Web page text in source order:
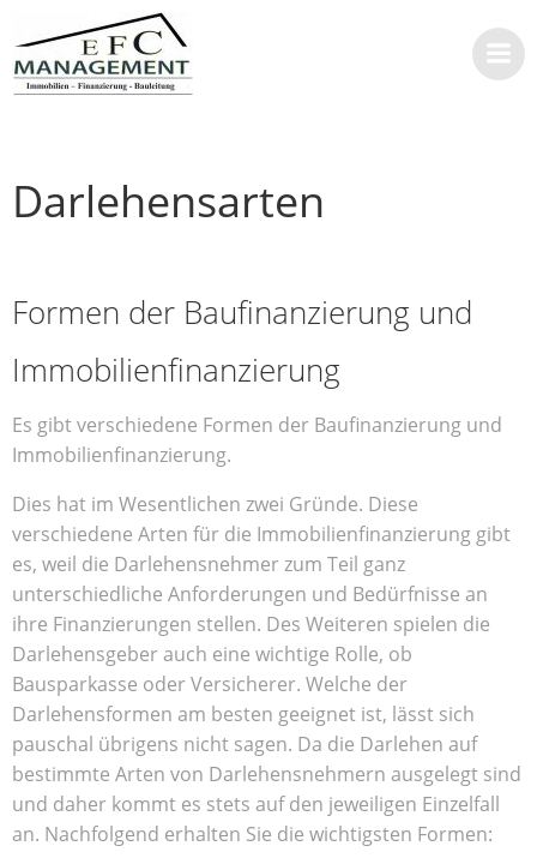
Darlehensarten
Formen der Baufinanzierung und
Immobilienfinanzierung
Es gibt verschiedene Formen der Baufinanzierung und
Immobilienfinanzierung.
Dies hat im Wesentlichen zwei Gründe. Diese
verschiedene Arten für die Immobilienfinanzierung gibt
es, weil die Darlehensnehmer zum Teil ganz
unterschiedliche Anforderungen und Bedürfnisse an
ihre Finanzierungen stellen. Des Weiteren spielen die
Darlehensgeber auch eine wichtige Rolle, ob
Bausparkasse oder Versicherer. Welche der
Darlehensformen am besten geeignet ist, lässt sich
pauschal übrigens nicht sagen. Da die Darlehen auf
bestimmte Arten von Darlehensnehmern ausgelegt sind
und daher kommt es stets auf den jeweiligen Einzelfall
an. Nachfolgend erhalten Sie die wichtigsten Formen: